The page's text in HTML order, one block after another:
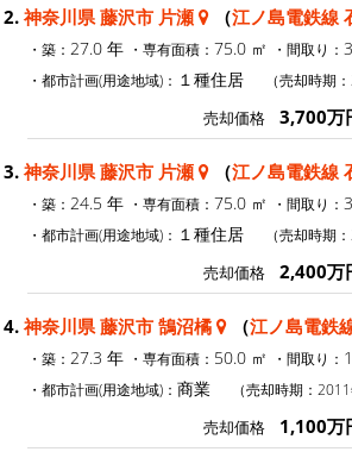
2. 神奈川県 藤沢市 片瀬 （江ノ島電鉄線
・築： 27.0 年 ・専有面積： 75.0 ㎡ ・間取り：
・都市計画(用途地域)： １種住居 （売却時期
売却価格 3,700万
3. 神奈川県 藤沢市 片瀬 （江ノ島電鉄線
・築： 24.5 年 ・専有面積： 75.0 ㎡ ・間取り：
・都市計画(用途地域)： １種住居 （売却時期
売却価格 2,400万
4. 神奈川県 藤沢市 鵠沼橘 （江ノ島電鉄
・築： 27.3 年 ・専有面積： 50.0 ㎡ ・間取り：
・都市計画(用途地域)： 商業 （売却時期：
売却価格 1,100万